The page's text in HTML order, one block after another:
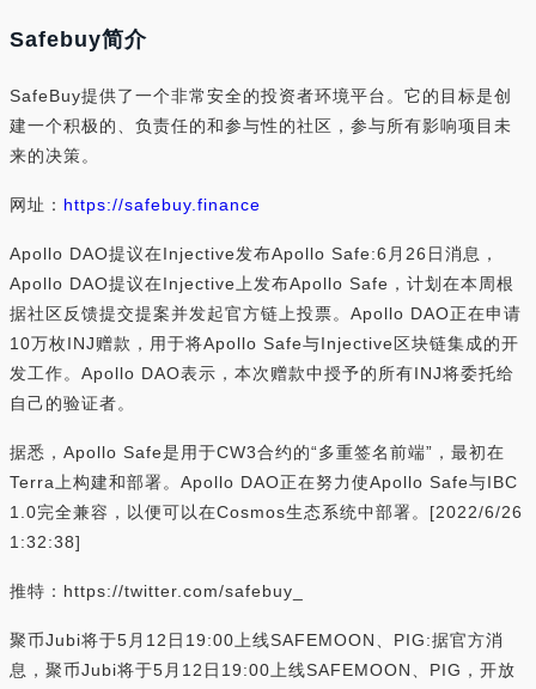
Safebuy简介
SafeBuy提供了一个非常安全的投资者环境平台。它的目标是创
建一个积极的、负责任的和参与性的社区，参与所有影响项目未
来的决策。
网址： https://safebuy.finance
Apollo DAO提议在Injective发布Apollo Safe:6月26日消息，
Apollo DAO提议在Injective上发布Apollo Safe，计划在本周根
据社区反馈提交提案并发起官方链上投票。Apollo DAO正在申请
10万枚INJ赠款，用于将Apollo Safe与Injective区块链集成的开
发工作。Apollo DAO表示，本次赠款中授予的所有INJ将委托给
自己的验证者。
据悉，Apollo Safe是用于CW3合约的“多重签名前端”，最初在
Terra上构建和部署。Apollo DAO正在努力使Apollo Safe与IBC
1.0完全兼容，以便可以在Cosmos生态系统中部署。[2022/6/26
1:32:38]
推特：https://twitter.com/safebuy_
聚币Jubi将于5月12日19:00上线SAFEMOON、PIG:据官方消
息，聚币Jubi将于5月12日19:00上线SAFEMOON、PIG，开放